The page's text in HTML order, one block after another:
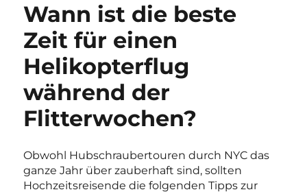
Wann ist die beste
Zeit für einen
Helikopterflug
während der
Flitterwochen?
Obwohl Hubschraubertouren durch NYC das
ganze Jahr über zauberhaft sind, sollten
Hochzeitsreisende die folgenden Tipps zur